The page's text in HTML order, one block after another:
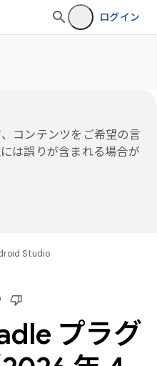
ログイン
コンテンツをご希望の言
は誤りが含まれる場合が
Studio
プラグ